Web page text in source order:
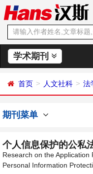
学术期刊
首页 人文社科 法
期刊菜单
个人信息保护的公私
Research on the
Personal Information